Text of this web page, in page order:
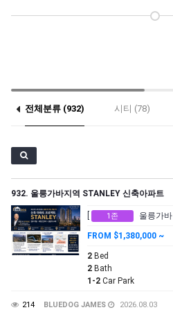
전체분류 (932) 시티 (78)
932. 울릉가바지역 STANLEY 신축아파트
1존 울릉가
FROM $1,380,000 ~
2 Bed
2 Bath
1-2 Car Park
214 BLUEDOG JAMES 2026.08.03